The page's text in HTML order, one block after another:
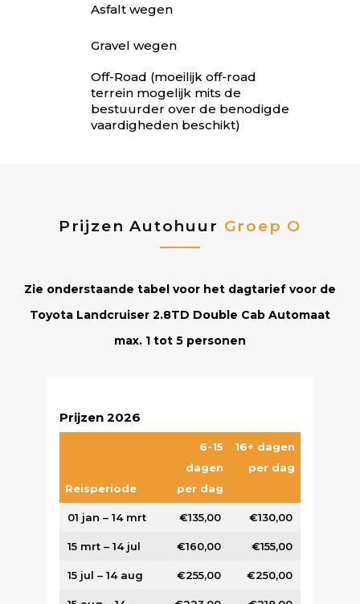
Asfalt wegen
Gravel wegen
Off-Road (moeilijk off-road
terrein mogelijk mits de
bestuurder over de benodigde
vaardigheden beschikt)
Prijzen Autohuur Groep O
Zie onderstaande tabel voor het dagtarief voor de
Toyota Landcruiser 2.8TD Double Cab Automaat
max. 1 tot 5 personen
Prijzen 2026
Reisperiode
6-15
dagen
per dag
16+ dagen
per dag
01 jan – 14 mrt €135,00 €130,00
15 mrt – 14 jul €160,00 €155,00
15 jul – 14 aug €255,00 €250,00